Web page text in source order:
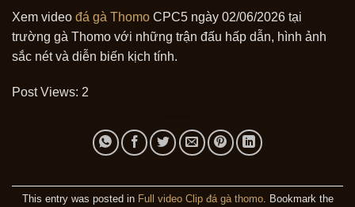
Xem video đá gà Thomo CPC5 ngày 02/06/2026 tại
trường gà Thomo với những trận đấu hấp dẫn, hình ảnh
sắc nét và diễn biến kịch tính.
Post Views: 2
This entry was posted in Full video Clip đá gà thomo. Bookmark the